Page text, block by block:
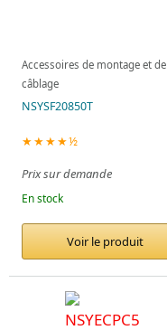
Accessoires de montage et de
câblage
NSYSF20850T
★★★★½
Prix sur demande
En stock
Voir le produit